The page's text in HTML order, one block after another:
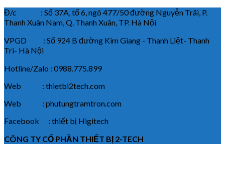
Đ/c : Số 37A, tổ 6, ngõ 477/50 đường Nguyễn Trãi, P.
Thanh Xuân Nam, Q. Thanh Xuân, TP. Hà Nội
VPGD : Số 924 B đường Kim Giang - Thanh Liệt- Thanh
Trì- Hà Nội
Hotline/Zalo : 0988.775.899
Web : thietbi2tech.com
Web : phutungtramtron.com
Facebook : thiết bị Higitech
CÔNG TY CỔ PHẦN THIẾT BỊ 2-TECH